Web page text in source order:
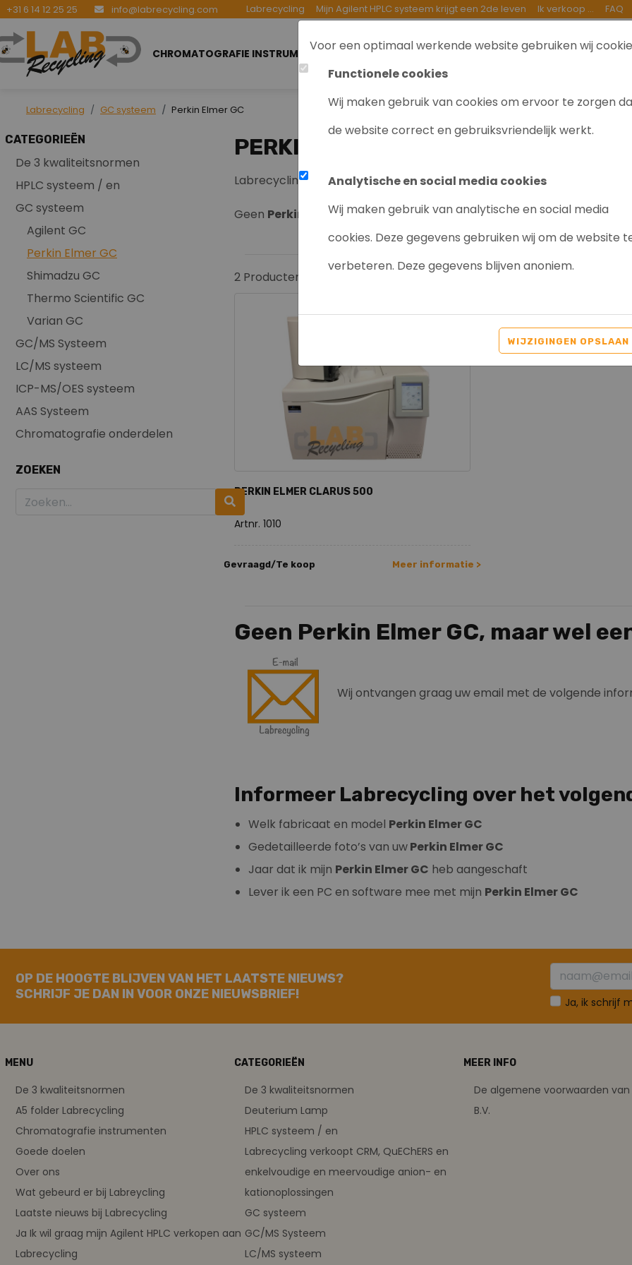
Voor een optimaal werkende website gebruiken wij
Functionele cookies
Wij maken gebruik van cookies om ervoor te zorgen
de website correct en gebruiksvriendelijk werkt.
Analytische en social media cookies
Wij maken gebruik van analytische en social media
cookies. Deze gegevens gebruiken wij om de website
verbeteren. Deze gegevens blijven anoniem.
WIJZIGINGEN OPSLAAN
+31 6 14 12 25 25 info@labrecycling.com Labrecycling Mijn Agilent HPLC systeem krijgt een 2de leven Ik verkoop ... FAQ
CHROMATOGRAFIE INSTRUMENTEN INKOOP GOEDE DOELEN OVER ONS
Labrecycling GC systeem Perkin Elmer GC
PERKIN ELMER GC
Labrecycling koopt en verkooptPerkin Elmer GC. Heeft er een te
Geen Perkin Elmer GC, maar wel een ander chromatografie
2 Producten gevonden
PERKIN ELMER CLARUS 500
Artnr. 1010
Gevraagd/Te koop Meer informatie >
Geen Perkin Elmer GC, maar wel
Wij ontvangen graag uw email met de volgende
Informeer Labrecycling over het
Welk fabricaat en model Perkin Elmer GC
Gedetailleerde foto’s van uwPerkin Elmer GC
Jaar dat ik mijn Perkin Elmer GC heb aangeschaft
Lever ik een PC en software mee met mijn Perkin Elmer GC
CATEGORIEËN
De 3 kwaliteitsnormen
HPLC systeem / en
GC systeem
Agilent GC
Perkin Elmer GC
Shimadzu GC
Thermo Scientific GC
Varian GC
GC/MS Systeem
LC/MS systeem
ICP-MS/OES systeem
AAS Systeem
Chromatografie onderdelen
ZOEKEN
OP DE HOOGTE BLIJVEN VAN HET LAATSTE NIEUWS?
SCHRIJF JE DAN IN VOOR ONZE NIEUWSBRIEF!
Ja, ik schrijf
MENU
De 3 kwaliteitsnormen
A5 folder Labrecycling
Chromatografie instrumenten
Goede doelen
Over ons
Wat gebeurd er bij Labreycling
Laatste nieuws bij Labrecycling
Ja Ik wil graag mijn Agilent HPLC verkopen aan
Labrecycling
CATEGORIEËN
De 3 kwaliteitsnormen
Deuterium Lamp
HPLC systeem / en
Labrecycling verkoopt CRM, QuEChERS en
enkelvoudige en meervoudige anion- en
kationoplossingen
GC systeem
GC/MS Systeem
LC/MS systeem
MEER INFO
De algemene voorwaarden
B.V.